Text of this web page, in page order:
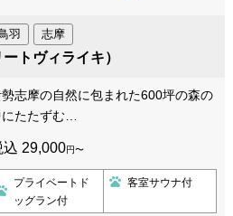
羽 志摩
トヴィライキ）
志摩の自然に包まれた600坪の森の
たたずむ…
込 29,000円〜
プライベートド
ッグラン付
客室サウナ付